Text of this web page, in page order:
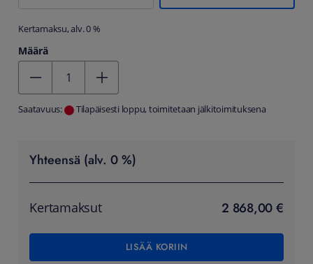
Kertamaksu, alv. 0 %
Määrä
Saatavuus: Tilapäisesti loppu, toimitetaan jälkitoimituksena
Yhteensä (alv. 0 %)
Kertamaksut 2 868,00 €
LISÄÄ KORIIN